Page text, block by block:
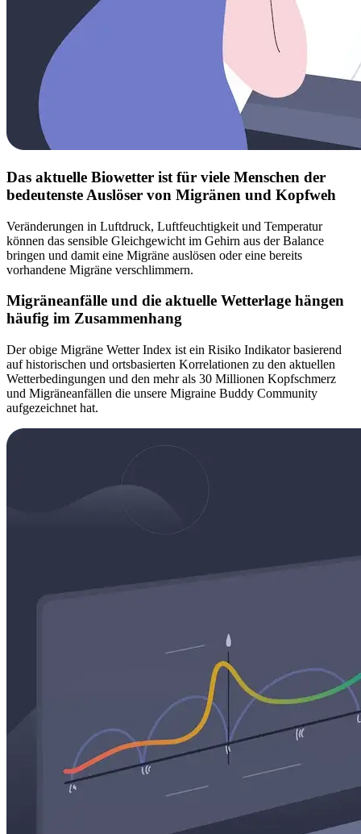
Das aktuelle Biowetter ist für viele Menschen der
bedeutenste Auslöser von Migränen und Kopfweh
Veränderungen in Luftdruck, Luftfeuchtigkeit und Temperatur
können das sensible Gleichgewicht im Gehirn aus der Balance
bringen und damit eine Migräne auslösen oder eine bereits
vorhandene Migräne verschlimmern.
Migräneanfälle und die aktuelle Wetterlage hängen
häufig im Zusammenhang
Der obige Migräne Wetter Index ist ein Risiko Indikator basierend
auf historischen und ortsbasierten Korrelationen zu den aktuellen
Wetterbedingungen und den mehr als 30 Millionen Kopfschmerz
und Migräneanfällen die unsere Migraine Buddy Community
aufgezeichnet hat.